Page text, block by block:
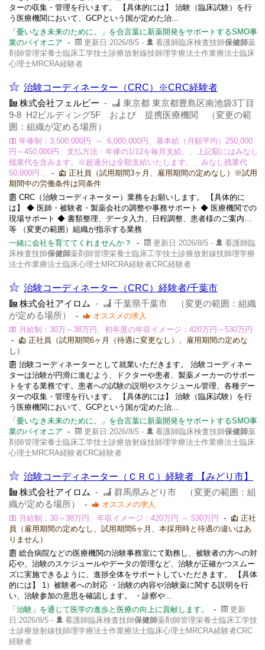
ターの収集・管理を行います。 【具体的には】 治験（臨床試験）を行
う医療機関において、GCPという国が定めた治...
「憂いなき未来のために。」を合言葉に新薬開発をサポートするSMO事
業のパイオニア - 更新日:2026/8/5 - 看護師臨床検査技師保健師薬
剤師管理栄養士臨床工学技士診療放射線技師理学療法士作業療法士臨床
心理士MRCRA経験者
治験コーディネーター（CRC）※CRC経験者
株式会社フェルビー -
東京都 東京都豊島区南池袋3丁目
9-8 H2ビルディング5F および 提携医療機関 （変更の範
囲：組織が定める場所）
年俸制：3,500,000円 ～ 6,000,000円、基本給（月額平均）250,000
円～450,000円、支払方法：年俸の1/12を毎月支給、、上記額にはみなし
残業代を含みます。※超過分は全額支給いたします。、みなし残業代
50,000円...
-
正社員（試用期間3ヶ月、雇用期間の定めなし）※試用
期間中の労働条件は同条件
CRC（治験コーディネーター）業務をお願いします。 【具体的に
は】 ◆ 医師・被験者・製薬会社の調整や事務サポート ◆ 医療機関での
現場サポート ◆ 書類整理、データ入力、日程調整、患者様のご案内…
等 （変更の範囲）組織が指示する業務
一緒に会社を育ててくれませんか？
- 更新日:2026/8/5 -
看護師臨
床検査技師保健師薬剤師管理栄養士臨床工学技士診療放射線技師理学療
法士作業療法士臨床心理士MRCRA経験者CRC経験者
治験コーディネーター（CRC）経験者/千葉市
株式会社アイロム -
千葉県千葉市 （変更の範囲：組織
が定める場所）
-
オススメの求人
月給制：30万～38万円、初年度の年収イメージ：420万円～530万円
-
正社員（試用期間6ヶ月（待遇に変更なし）、雇用期間の定めな
し）
治験コーディネーターとして就業いただきます。 治験コーディネー
ターは治験が円滑に進むよう、ドクターや患者、製薬メーカーのサポー
トをする業務です。患者への試験の説明やスケジュール管理、各種デー
ターの収集・管理を行います。 【具体的には】 治験（臨床試験）を行
う医療機関において、GCPという国が定めた治...
「憂いなき未来のために。」を合言葉に新薬開発をサポートするSMO事
業のパイオニア - 更新日:2026/8/5 - 看護師臨床検査技師保健師薬
剤師管理栄養士臨床工学技士診療放射線技師理学療法士作業療法士臨床
心理士MRCRA経験者CRC経験者
治験コーディネーター（ＣＲＣ）経験者 【みどり市】
株式会社アイロム -
群馬県みどり市 （変更の範囲：組
織が定める場所）
-
オススメの求人
月給制：30～38万円、年収イメージ：420万円 ～ 530万円
-
正社
員（雇用期間の定めなし、試用期間6ヶ月、本採用時と待遇の違いはあ
りません）
総合病院などの医療機関の治験事務室にて勤務し、被験者の方への対
応や、治験のスケジュールやデータの管理など、治験が正確かつスムー
ズに実施できるように、進捗全体をサポートしていただきます。 【具体
的には】 1）被験者への対応 ・治験の内容や治験薬に関する説明を行
い、治験参加の意思を確認します。 ・診察や...
「治験」を通じて医学の進歩と医療の向上に貢献します。
-
更新
日:2026/8/5 -
看護師臨床検査技師保健師薬剤師管理栄養士臨床工学技
士診療放射線技師理学療法士作業療法士臨床心理士MRCRA経験者CRC
経験者